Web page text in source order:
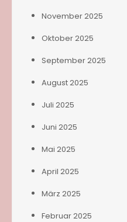
November 2025
Oktober 2025
September 2025
August 2025
Juli 2025
Juni 2025
Mai 2025
April 2025
März 2025
Februar 2025